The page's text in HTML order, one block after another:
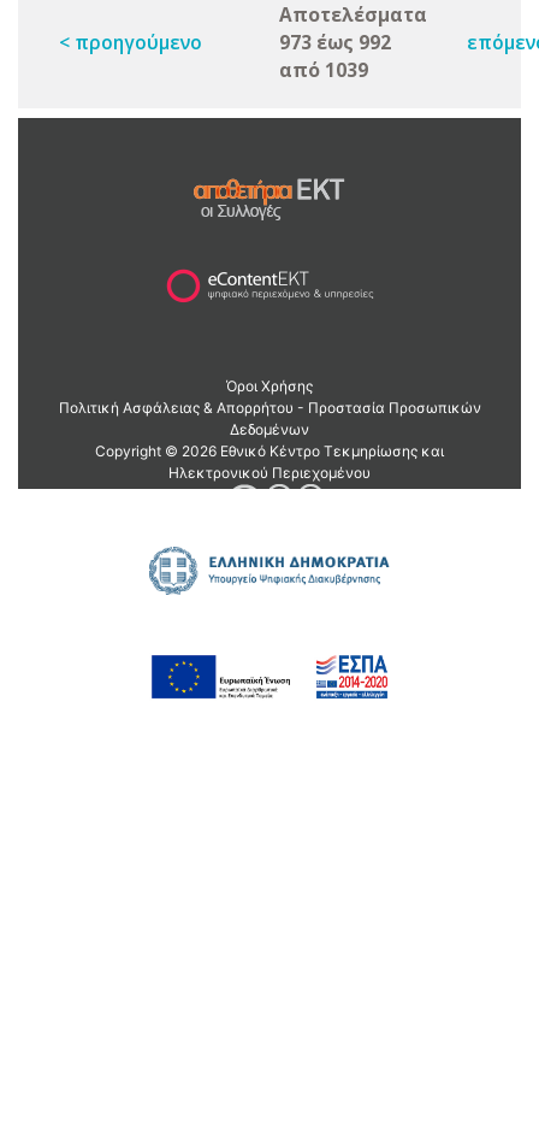
< προηγούμενο
Αποτελέσματα
973 έως 992
από 1039